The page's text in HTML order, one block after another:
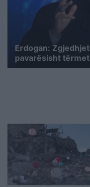
Erdogan:
pavarësisht